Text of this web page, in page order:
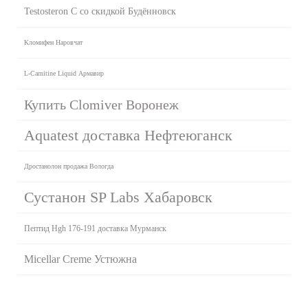
Testosteron C со скидкой Будённовск
Кломифен Наровчат
L-Carnitine Liquid Армавир
Купить Clomiver Воронеж
Aquatest доставка Нефтеюганск
Дростанолон продажа Вологда
Сустанон SP Labs Хабаровск
Пептид Hgh 176-191 доставка Мурманск
Micellar Creme Устюжна